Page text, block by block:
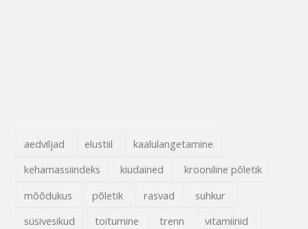
aedviljad elustiil
kaalulangetamine
kehamassiindeks
kiudained
krooniline põletik
mõõdukus
põletik rasvad
suhkur
süsivesikud
toitumine trenn vitamiinid